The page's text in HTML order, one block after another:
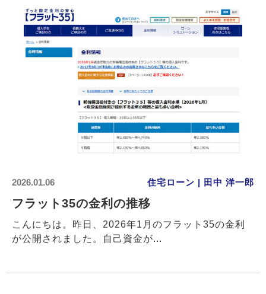
2026.01.06 住宅ローン | 田中 洋一郎
フラット35の金利の推移
こんにちは。昨日、2026年1月のフラット35の金利
が公開されました。自己資金が...